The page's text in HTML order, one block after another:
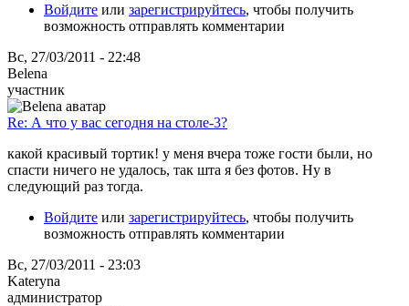
Войдите или зарегистрируйтесь, чтобы получить
возможность отправлять комментарии
Вс, 27/03/2011 - 22:48
Belena
участник
Re: А что у вас сегодня на столе-3?
какой красивый тортик! у меня вчера тоже гости были, но
спасти ничего не удалось, так шта я без фотов. Ну в
следующий раз тогда.
Войдите или зарегистрируйтесь, чтобы получить
возможность отправлять комментарии
Вс, 27/03/2011 - 23:03
Kateryna
администратор